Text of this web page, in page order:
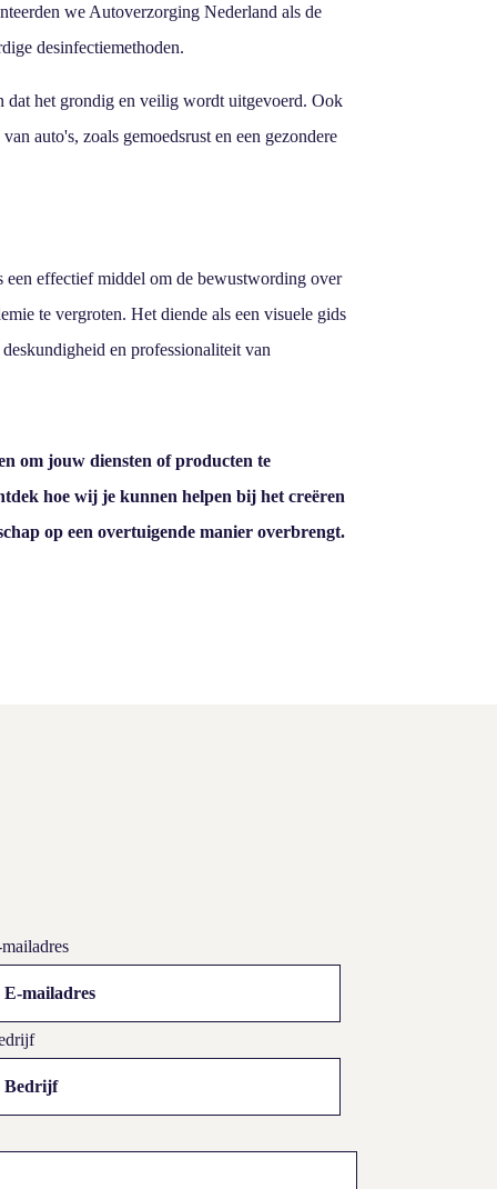
we Autoverzorging Nederland als de
desinfectiemethoden.
dat het grondig en veilig wordt uitgevoerd. Ook
auto's, zoals gemoedsrust en een gezondere
effectief middel om de bewustwording over
te vergroten. Het diende als een visuele gids
en professionaliteit van
om jouw diensten of producten te
hoe wij je kunnen helpen bij het creëren
op een overtuigende manier overbrengt.